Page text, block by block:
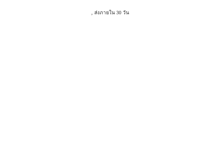
, ส่งภายใน 30 วัน